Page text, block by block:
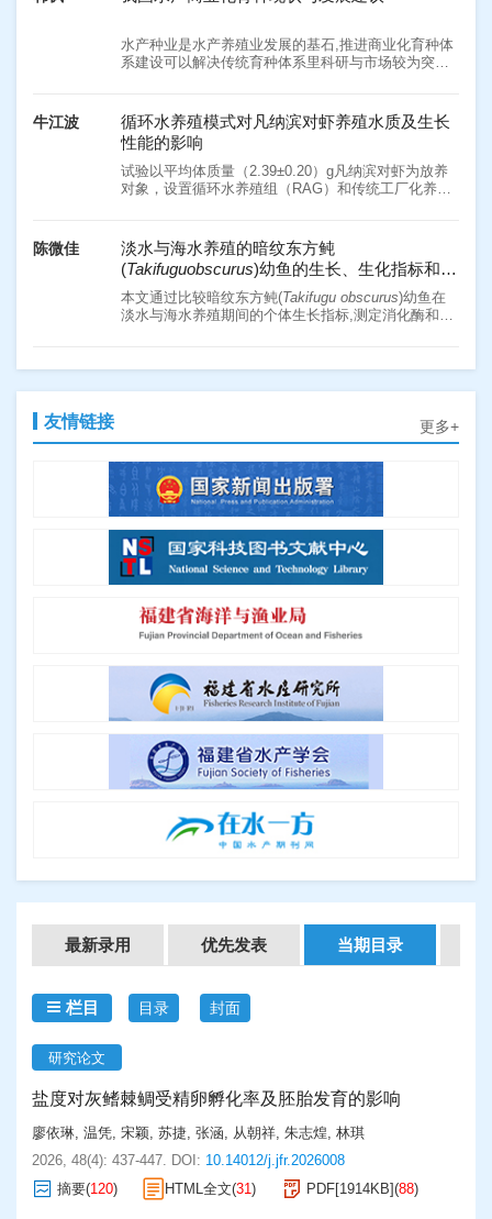
集血清和血淋巴细胞，分析免疫酶活力和免疫基因的
中华绒螯蟹血清中超氧化物歧化酶、过氧化氢酶、谷
胱甘肽过氧化物酶和溶菌酶的活性，并且显著增加了
寡糖显著增强了Toll信号通路中 EsToll1、EsToll2、
EsMyD88、EsTube、EsPelle和EsDorsal的表达，上
调抗脂多糖因子
壳寡糖能够提高中华绒螯蟹非特异性免疫和抗氧化能
力，开启Toll信号通路，促进抗脂多糖因子的表达。本
研究为壳寡糖在中华绒螯蟹中的应用提供理论支撑。
水产种业是水产养殖业发展的基石,推进商业化育种体
系建设可以解决传统育种体系里科研与市场较为突出
水产种业企业发展现状及短板,认为我国水产种业企业
发展势头良好,表现在企业育种意识提升、保种控种技
术有效应用、商业化育种形式多样等方面;同时,我国水
产种业企业也存在企业竞争力弱、发展潜力不足、抗
风险能力弱等问题,表现在自主创新能力不足、育种研
略,纵向延伸、横向拓宽种业产业链等措施,进一步提升
我国水产种业竞争力,促进水产商业化育种发展。
牛江波
循环水养殖模式对凡纳滨对虾养殖水质及生长
性能的影响
试验以平均体质量（2.39±0.20）g凡纳滨对虾为放养
对象，设置循环水养殖组（RAG）和传统工厂化养殖
过分析循环水养殖模式下的凡纳滨对虾（Litopenaeus
vannamei）生长性能及其水质指标差异，探究循环水
养殖模式在养殖生产上的可行性。结果显示，RAG平
均水温显著高于IAG（P<0.05）,溶解氧浓度较IAG高
2.45%;养殖期RAG氨氮极显著低于IAG（P<0.01）,系
现出显著的负相关关系（P<0.05）。综合表明，循环
水养殖模式可有效控制关键水质因子指标并使其处于
此外，在养殖生产实践中，循环水养殖模式对凡纳滨
对虾的生长及产量提高也具有一定的促进作用，具备
较强的可行性。
陈微佳
淡水与海水养殖的暗纹东方鲀
(Takifuguobscurus)幼鱼的生长、生化指标和消
化酶活力的差异
本文通过比较暗纹东方鲀(Takifugu obscurus)幼鱼在
淡水与海水养殖期间的个体生长指标,测定消化酶和非
方鲀幼鱼的体长、体质量增长受养殖水盐度的影响极
<0.05);抗氧化酶活力、消化酶活力和肌肉生化组分
养殖,淡水养殖更有利于暗纹东方鲀的生长。本研究结
果可以为暗纹东方鲀淡水规模化健康养殖提供科学数
据。
谢瑞涛
饲料脂肪水平对杉虎斑幼鱼生长性能、体成
分、血清生化指标和肝脏酶活性的影响
为探讨饲料中不同脂肪水平对杉虎斑（褐点石斑鱼♀×
清水石斑鱼♂，Epinephelus fuscoguttatus ♀ × E.
polyphekadion♂）幼鱼生长性能、体成分和生化指标
的影响。
方法
以鱼油为主要脂肪源，配制5种脂肪水平分别为5.86%
（L1）、7.74%（L2）、9.72%（L3）、11.74%
（L4）、13.68%（L5）的等氮饲料，并选用初始平均
体质量为7.16 g左右的杉虎斑幼鱼，随机分为5组，每
组3个重复，每个重复20尾鱼，开展为期56 d的投喂实
验。
结果
1）当饲料脂肪水平为9.72%~11.74%时，杉虎斑幼鱼
生长性能最佳，增重率和肥满度显著最高，饲料系数
显著最低（P<0.05）。2）饲料脂肪水平对杉虎斑全
鱼和肌肉水分含量影响不显著，全鱼和肌肉粗脂肪含
量随脂肪水平的升高而逐渐升高，全鱼粗蛋白含量随
脂肪水平的升高而逐渐降低。3）血清总蛋白、白蛋
白、低密度脂蛋白含量均随饲料脂肪水平的升高而降
低，血清葡萄糖、甘油三酯、总胆固醇、高密度脂蛋
水平的升高而升高。4）当饲料脂肪水平从5.86%上升
到9.72%时，杉虎斑幼鱼肝脏超氧化物歧化酶、过氧
化氢酶和溶菌酶活性均逐渐升高；当饲料脂肪水平超
水平超过11.74%时，超氧化物歧化酶活性开始降低。
5）分别以增重率和饲料系数为评价指标，进行二次多
项式分析，得出杉虎斑幼鱼饲料中适宜的脂肪水平为
结论
本研究条件下，杉虎斑幼鱼饲料中脂肪的建议添加量
为9.77%~10.39%。
意义
发提供参考依据。
不同金属富集能力品系福建牡蛎铜、锌耐受性
分析
背景
牡蛎具有强大的金属富集能力，被称为铜、锌超富集
生物。同时，牡蛎在富集大量铜、锌后仍能正常存
活，表现出超强的金属耐受能力。牡蛎对金属的富集
能力存在显著的个体差异，是一种数量性状。目前已
有采用富集动力学和全基因组关联分析等方法对牡蛎
力差异是否影响金属耐受性尚无定论。
目的
探究不同金属富集能力的福建牡蛎在不同发育阶段对
铜、锌耐受性的差异。
方法
本研究利用福建牡蛎（ Crassostrea angulata
福建牡蛎亲本的金属含量，并对两者D形幼体和6月龄
成体进行铜、锌急性毒性实验，计算半致死浓度
（LC
50）。
结果
两品系间亲本的铜、锌含量均有显著差异；在D形幼体
期，低富集品系幼体24 h的锌LC50显著低于高富集品
系幼体，24 h铜LC50在两个品系中无显著差异，即高
富集品系对锌的耐受性显著强于低富集品系，但两个
品系对铜的耐受性无明显差异；在成体期，高富集品
系成体96 h的铜、锌LC50均高于低富集品系，即高富
集品系对铜、锌的耐受性均显著强于低富集品系。
结论
福建牡蛎铜、锌富集能力越高，其耐受能力也越强，
但受到了金属种类和生长发育阶段的影响，并且推测
牡蛎在应对金属胁迫时，金属区域化隔离的解毒效率
更高，也更适应环境的压力。
意义
本研究为探讨牡蛎金属富集能力与其耐受性间的联系
奠定基础，并进一步为解析牡蛎金属富集和解毒机制
提供参考。另外，研究牡蛎金属富集及耐受现象对保
障食品安全以及利用牡蛎作为环境检测指示生物都具
有重要意义。
仿刺参南移养殖温度耐受性相关基因的差异表
本研究将仿刺参幼苗从北方南移至福建进行养殖，在
自然水温下饲养1年，并作为南移福建养殖的实验组，
同时以北方相同苗龄的仿刺参作为对照组，比较两组
2、3 h后的实验组和对照组仿刺参的
gp96、HSP70、HSP26和 proeintl（2）efl
相关基因的转录表达变化情况。研究发现：1）实验组
℃，实验组和对照组仿刺参的半致死温度分别为
33.1、31.9 ℃，表明高温驯化能够提高仿刺参的耐热
能力。2）实验组与对照组仿刺参的5种温度耐受性相
在温度刺激1、2 h后没有明显增加，而刺激3 h后才出
现上调，表达量分别达到（9.801±1.303）、
（2.508±0.910）、（8.649±1.936）、
（34.787±4.978）；实验组仿刺参的 HSP90a、
显著上调，表达量分别达到（42.000±8.798）、
（20.019±6.224）、（218.750±78.701）、
关基因的上调时间早于对照组，表明实验组仿刺参对
双碳背景下国内外主流低碳水产养殖技术发展
现状及对策研究
产养殖业的碳减排对实现双碳目标至关重要，因而研
究并探索低碳水产养殖技术具有重要的现实意义。本
人才等方面提出了相关对策建议，旨在为有效减少中
国水产养殖业温室气体的排放、推动水产养殖业高质
张甜甜 小球藻的基因工程改造研究进展
小球藻是一种可以利用阳光和二氧化碳进行光合生长
并积累生物质的单细胞微藻，被广泛用于生产生物燃
料和其他高附加值产品，在水产养殖、食品、能源和
展，小球藻分子水平方面的研究和应用逐渐受到关
注，对其进行特定的遗传改造也成为了可能。本文通
表达等四个方面进行总结归纳，阐述了小球藻在基因
工程改造领域中的应用和仍存在的难题，期望为小球
藻的高附加值产品生产提供理论支持和参考。
友情链接 更多+
最新录用 优先发表 当期目录
栏目 目录 封面
研究论文
盐度对灰鳍棘鲷受精卵孵化率及胚胎发育的影响
廖依琳 温凭 宋颖 苏捷 张涵 从朝祥 朱志煌 林琪
2026, 48(4): 437-447.
DOI: 10.14012/j.jfr.2026008
摘要(120) HTML全文(31 ) PDF[1914KB](88)